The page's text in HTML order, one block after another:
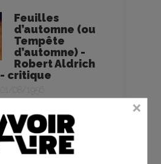
Feuilles
d’automne (ou
Tempête
d’automne) -
Robert Aldrich
- critique
01/08/1956
La Cité des
dangers - la
critique du
film